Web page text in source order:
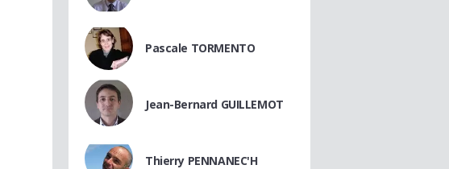
Pascale TORMENTO
Jean-Bernard GUILLEMOT
Thierry PENNANEC'H